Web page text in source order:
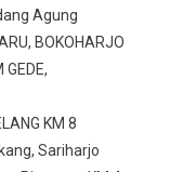
Agung
BOKOHARJO
GEDE,
KM 8
Sariharjo